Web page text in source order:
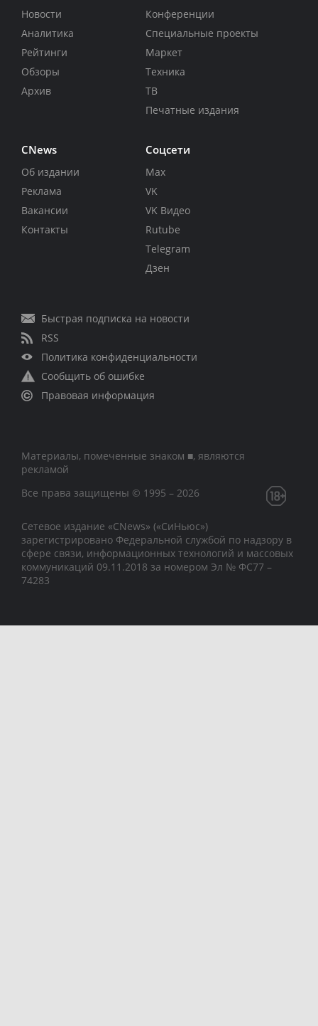
Новости
Аналитика
Рейтинги
Обзоры
Архив
Конференции
Специальные проекты
Маркет
Техника
ТВ
Печатные издания
CNews
Об издании
Реклама
Вакансии
Контакты
Соцсети
Max
VK
VK Видео
Rutube
Telegram
Дзен
Быстрая подписка на новости
RSS
Политика конфиденциальности
Сообщить об ошибке
Правовая информация
Материалы, помеченные знаком ■, являются
рекламой
Все права защищены © 1995 – 2026
Сетевое издание «CNews» («СиНьюс»)
зарегистрировано Федеральной службой по надзору в
сфере связи, информационных технологий и массовых
коммуникаций 09.11.2018 за номером Эл № ФС77 –
74283